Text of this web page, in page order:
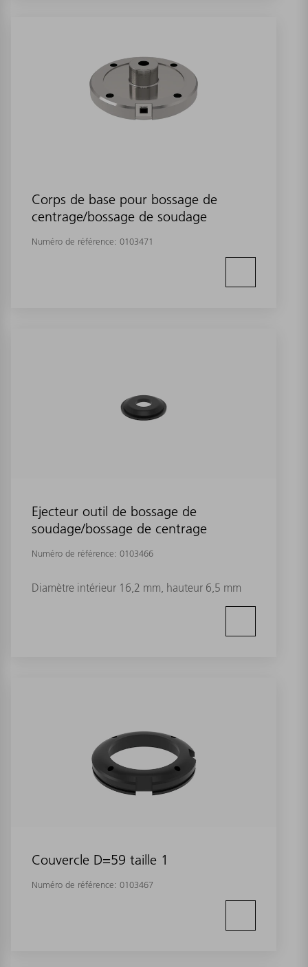
Corps de base pour bossage de
centrage/bossage de soudage
Numéro de référence: 0103471
Ejecteur outil de bossage de
soudage/bossage de centrage
Numéro de référence: 0103466
Diamètre intérieur 16,2 mm, hauteur 6,5 mm
Couvercle D=59 taille 1
Numéro de référence: 0103467